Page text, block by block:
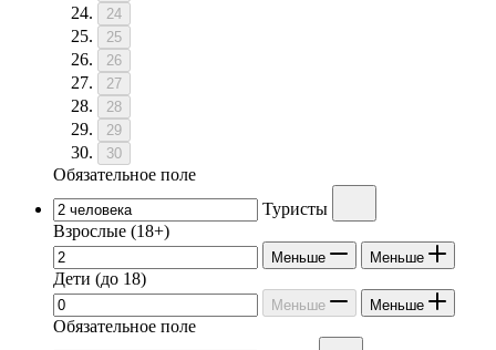
24
25
26
27
28
29
30
Обязательное поле
Туристы
Взрослые (18+)
Меньше Меньше
Дети (до 18)
Меньше Меньше
Обязательное поле